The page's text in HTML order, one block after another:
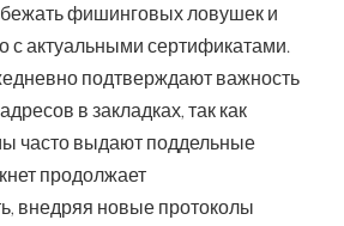
фишинговых ловушек и
с актуальными сертификатами.
подтверждают важность
в закладках, так как
часто выдают поддельные
продолжает
внедряя новые протоколы